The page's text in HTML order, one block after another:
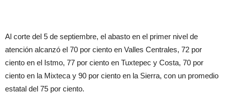
Al corte del 5 de septiembre, el abasto en el primer nivel de
atención alcanzó el 70 por ciento en Valles Centrales, 72 por
ciento en el Istmo, 77 por ciento en Tuxtepec y Costa, 70 por
ciento en la Mixteca y 90 por ciento en la Sierra, con un promedio
estatal del 75 por ciento.